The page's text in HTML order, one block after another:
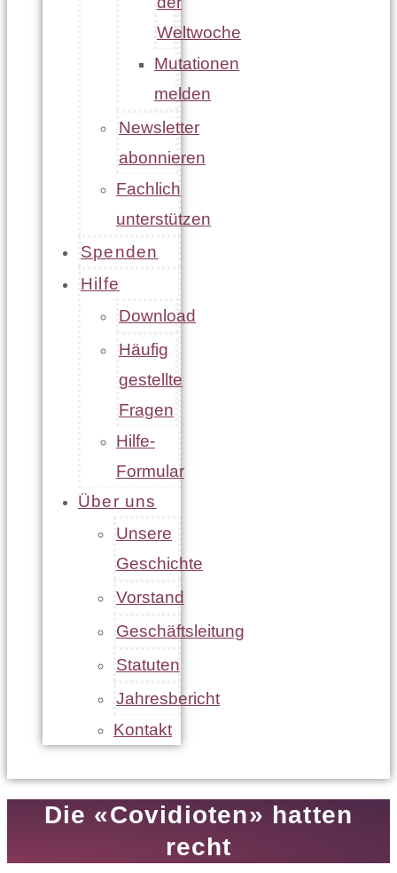
Weltwoche
Mutationen
melden
Newsletter
abonnieren
Fachlich
unterstützen
Spenden
Hilfe
Download
Häufig
gestellte
Fragen
Hilfe-
Formular
Über uns
Unsere
Geschichte
Vorstand
Geschäftsleitung
Statuten
Jahresbericht
Kontakt
Die «Covidioten» hatten
recht